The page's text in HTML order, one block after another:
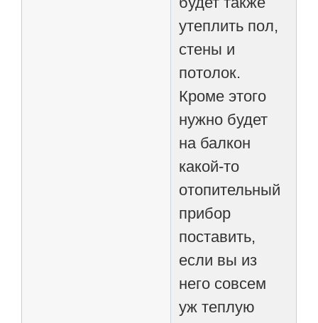
утеплить пол,
стены и
потолок.
Кроме этого
нужно будет
на балкон
какой-то
отопительный
прибор
поставить,
если вы из
него совсем
уж теплую